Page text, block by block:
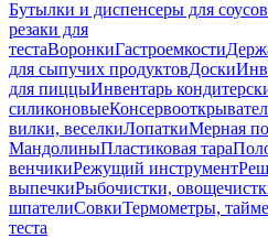
Бутылки и диспенсеры для соусов
резаки для
тестаВоронкиГастроемкости
для сыпучих продуктовДоски
для пиццыИнвентарь
силиконовые
вилки, веселкиЛопаткиМерная
МандолиныПластиковая тара
венчикиРежущий инструмент
выпечкиРыбочистки,
шпателиСовкиТермометры,
теста